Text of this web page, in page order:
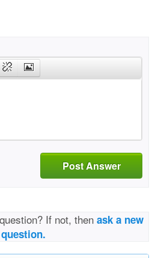
Post Answer
If not, then ask a new
question.